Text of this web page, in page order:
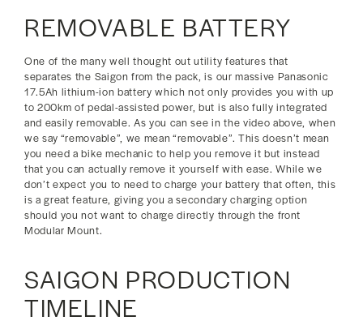
REMOVABLE BATTERY
One of the many well thought out utility features that
separates the Saigon from the pack, is our massive Panasonic
17.5Ah lithium-ion battery which not only provides you with up
to 200km of pedal-assisted power, but is also fully integrated
and easily removable. As you can see in the video above, when
we say “removable”, we mean “removable”. This doesn’t mean
you need a bike mechanic to help you remove it but instead
that you can actually remove it yourself with ease. While we
don’t expect you to need to charge your battery that often, this
is a great feature, giving you a secondary charging option
should you not want to charge directly through the front
Modular Mount.
SAIGON PRODUCTION
TIMELINE